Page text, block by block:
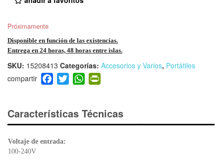
Próximamente
Disponible en función de las existencias.
Entrega en 24 horas, 48 horas entre islas.
SKU: 15208413 Categorías: Accesorios y Varios, Portátiles
F
a
e
b
o
o
T
wi
er
W
h
s
A
ri
e
Características Técnicas
Voltaje de entrada:
100-240V